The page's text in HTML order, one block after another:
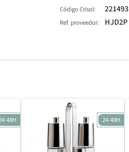
Código Crisol 221493
Ref. proveedor HJD2P
48H 24-48H